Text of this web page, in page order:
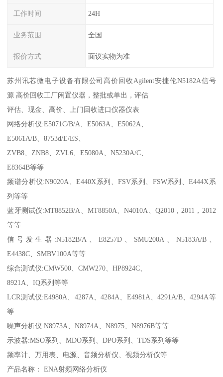
工作时间 24H
业务范围 全国
报价方式 面议实物为准
苏州讯芯微电子设备有限公司高价回收Agilent安捷伦N5182A信号
源 高价回收工厂闲置仪器，整批或单出，评估
评估、现金、高价、上门回收进口仪器仪表
网络分析仪:E5071C/B/A、E5063A、E5062A、
E5061A/B、8753d/E/ES、
ZVB8、ZNB8、ZVL6、E5080A、N5230A/C、
E8364B等等
频谱分析仪:N9020A、E440X系列、FSV系列、FSW系列、E444X系
列等等
蓝牙测试仪:MT8852B/A、MT8850A、N4010A、Q2010，2011，2012
等等
信号发生器:N5182B/A、E8257D、SMU200A、N5183A/B、
E4438C、SMBV100A等等
综合测试仪:CMW500、CMW270、HP8924C、
8921A、IQ系列等等
LCR测试仪:E4980A、4287A、4284A、E4981A、4291A/B、4294A等
等
噪声分析仪:N8973A、N8974A、N8975、N8976B等等
示波器:MSO系列、MDO系列、DPO系列、TDS系列等等
频率计、万用表、电源、音频分析仪、视频分析仪等
产品名称： ENA射频网络分析仪